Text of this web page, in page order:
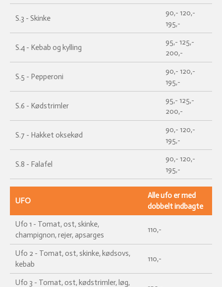
S.3 - Skinke
90,- 120,-
195,-
S.4 - Kebab og kylling
95,- 125,-
200,-
S.5 - Pepperoni
90,- 120,-
195,-
S.6 - Kødstrimler
95,- 125,-
200,-
S.7 - Hakket oksekød
90,- 120,-
195,-
S.8 - Falafel
90,- 120,-
195,-
UFO
Alle ufo er med
dobbelt indbagte
Ufo 1 - Tomat, ost, skinke,
champignon, rejer, apsarges
110,-
Ufo 2 - Tomat, ost, skinke, kødsovs,
kebab
110,-
Ufo 3 - Tomat, ost, kødstrimler, løg,